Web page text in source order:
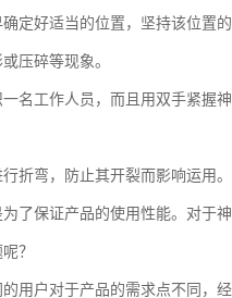
定好适当的位置，坚持该位置
压碎等现象。
名工作人员，而且用双手紧握
折弯，防止其开裂而影响运用。
了保证产品的使用性能。对于
？
用户对于产品的需求点不同，